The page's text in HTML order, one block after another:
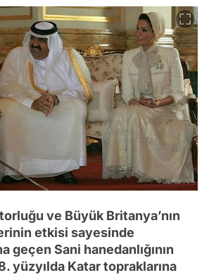
ve Büyük Britanya’nın
etkisi sayesinde
geçen Sani hanedanlığının
yüzyılda Katar topraklarına